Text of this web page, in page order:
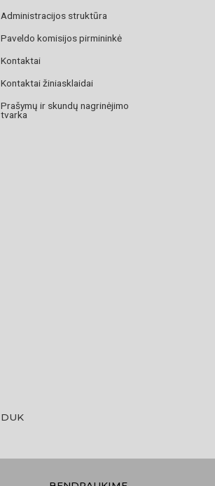
Administracijos struktūra
Paveldo komisijos pirmininkė
Kontaktai
Kontaktai žiniasklaidai
Prašymų ir skundų nagrinėjimo
tvarka
DUK